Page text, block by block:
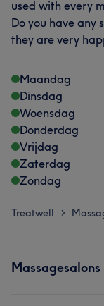
used with every
Do you have any
they are very
Maandag
Dinsdag
Woensdag
Donderdag
Vrijdag
Zaterdag
Zondag
Treatwell >